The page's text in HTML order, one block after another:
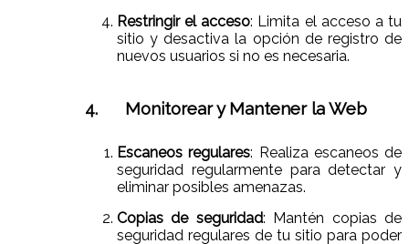
Restringir el acceso: Limita el acceso a tu
sitio y desactiva la opción de registro de
nuevos usuarios si no es necesaria.
4. Monitorear y Mantenerla Web
Escaneos regulares: Realiza escaneos de
seguridad regularmente para detectar y
eliminar posibles amenazas.
Copias de seguridad: Mantén copias de
seguridad regulares de tu sitio para poder